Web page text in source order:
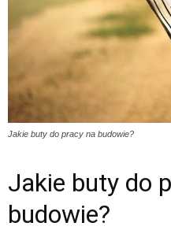
Jakie buty do pracy na budowie?
Jakie buty do
budowie?